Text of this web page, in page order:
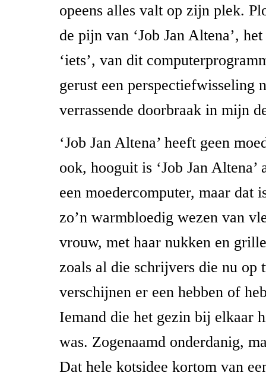
opeens alles valt op zijn plek.
de pijn van ‘Job Jan Altena’,
‘iets’, van dit
gerust een perspectiefwisseling
verrassende doorbraak in mijn
‘Job Jan Altena’ heeft geen
ook, hooguit is ‘Job Jan Altena’
een moedercomputer, maar dat
zo’n warmbloedig wezen van
vrouw, met haar nukken en
zoals al die schrijvers die nu op
verschijnen er een hebben of
Iemand die het gezin bij elkaar
was. Zogenaamd onderdanig,
Dat hele kotsidee kortom van